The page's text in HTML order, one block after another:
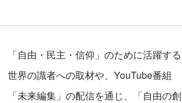
「自由・民主・信仰」のために活躍する
世界の識者への取材や、YouTube番組
「未来編集」の配信を通じ、「自由の創